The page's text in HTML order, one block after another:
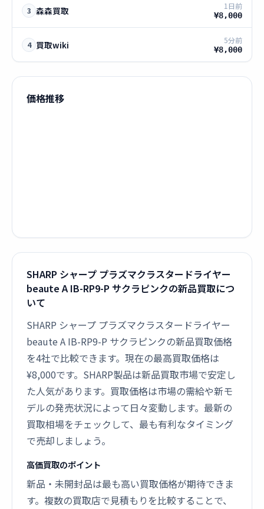
3 森森買取 1日前
¥8,000
4 買取wiki 5分前
¥8,000
価格推移
SHARP シャープ プラズマクラスタードライヤー
beaute A IB-RP9-P サクラピンクの新品買取につ
いて
SHARP シャープ プラズマクラスタードライヤー
beaute A IB-RP9-P サクラピンクの新品買取価格
を4社で比較できます。現在の最高買取価格は
¥8,000です。SHARP製品は新品買取市場で安定し
た人気があります。買取価格は市場の需給や新モ
デルの発売状況によって日々変動します。最新の
買取相場をチェックして、最も有利なタイミング
で売却しましょう。
高価買取のポイント
新品・未開封品は最も高い買取価格が期待できま
す。複数の買取店で見積もりを比較することで、